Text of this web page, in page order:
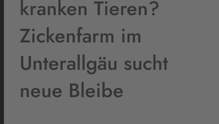
kranken Tieren?
Zickenfarm im
Unterallgäu sucht
neue Bleibe